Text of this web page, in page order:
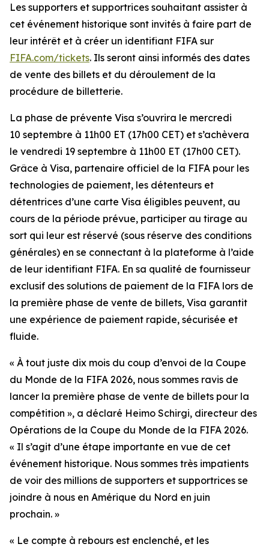
Les supporters et supportrices souhaitant assister à
cet événement historique sont invités à faire part de
leur intérêt et à créer un identifiant FIFA sur
FIFA.com/tickets. Ils seront ainsi informés des dates
de vente des billets et du déroulement de la
procédure de billetterie.
La phase de prévente Visa s’ouvrira le mercredi
10 septembre à 11h00 ET (17h00 CET) et s’achèvera
le vendredi 19 septembre à 11h00 ET (17h00 CET).
Grâce à Visa, partenaire officiel de la FIFA pour les
technologies de paiement, les détenteurs et
détentrices d’une carte Visa éligibles peuvent, au
cours de la période prévue, participer au tirage au
sort qui leur est réservé (sous réserve des conditions
générales) en se connectant à la plateforme à l’aide
de leur identifiant FIFA. En sa qualité de fournisseur
exclusif des solutions de paiement de la FIFA lors de
la première phase de vente de billets, Visa garantit
une expérience de paiement rapide, sécurisée et
fluide.
« À tout juste dix mois du coup d’envoi de la Coupe
du Monde de la FIFA 2026, nous sommes ravis de
lancer la première phase de vente de billets pour la
compétition », a déclaré Heimo Schirgi, directeur des
Opérations de la Coupe du Monde de la FIFA 2026.
« Il s’agit d’une étape importante en vue de cet
événement historique. Nous sommes très impatients
de voir des millions de supporters et supportrices se
joindre à nous en Amérique du Nord en juin
prochain. »
« Le compte à rebours est enclenché, et les